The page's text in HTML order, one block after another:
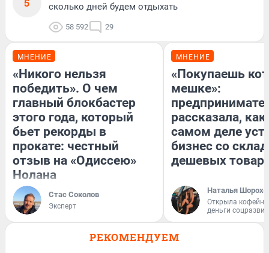
сколько дней будем отдыхать
58 592 29
МНЕНИЕ
«Никого нельзя
победить». О чем
главный блокбастер
этого года, который
бьет рекорды в
прокате: честный
отзыв на «Одиссею»
Нолана
Стас Соколов
Эксперт
МНЕНИЕ
«Покупаешь
мешке»:
рассказала, как
самом деле
бизнес со
дешевых
Наталья
Открыла
деньги
РЕКОМЕНДУЕМ